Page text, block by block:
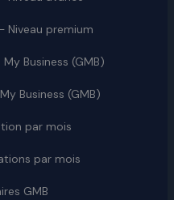
Niveau premium
Business (GMB)
Business (GMB)
par mois
par mois
GMB